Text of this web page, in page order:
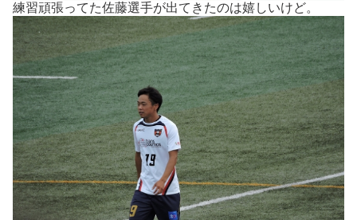
練習頑張ってた佐藤選手が出てきたのは嬉しいけど。